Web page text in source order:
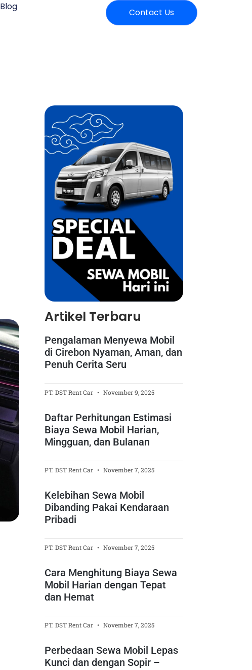
Blog
Contact Us
Artikel Terbaru
Pengalaman Menyewa Mobil
di Cirebon Nyaman, Aman, dan
Penuh Cerita Seru
PT. DST Rent Car November 9, 2025
Daftar Perhitungan Estimasi
Biaya Sewa Mobil Harian,
Mingguan, dan Bulanan
PT. DST Rent Car November 7, 2025
Kelebihan Sewa Mobil
Dibanding Pakai Kendaraan
Pribadi
PT. DST Rent Car November 7, 2025
Cara Menghitung Biaya Sewa
Mobil Harian dengan Tepat
dan Hemat
PT. DST Rent Car November 7, 2025
Perbedaan Sewa Mobil Lepas
Kunci dan dengan Sopir –